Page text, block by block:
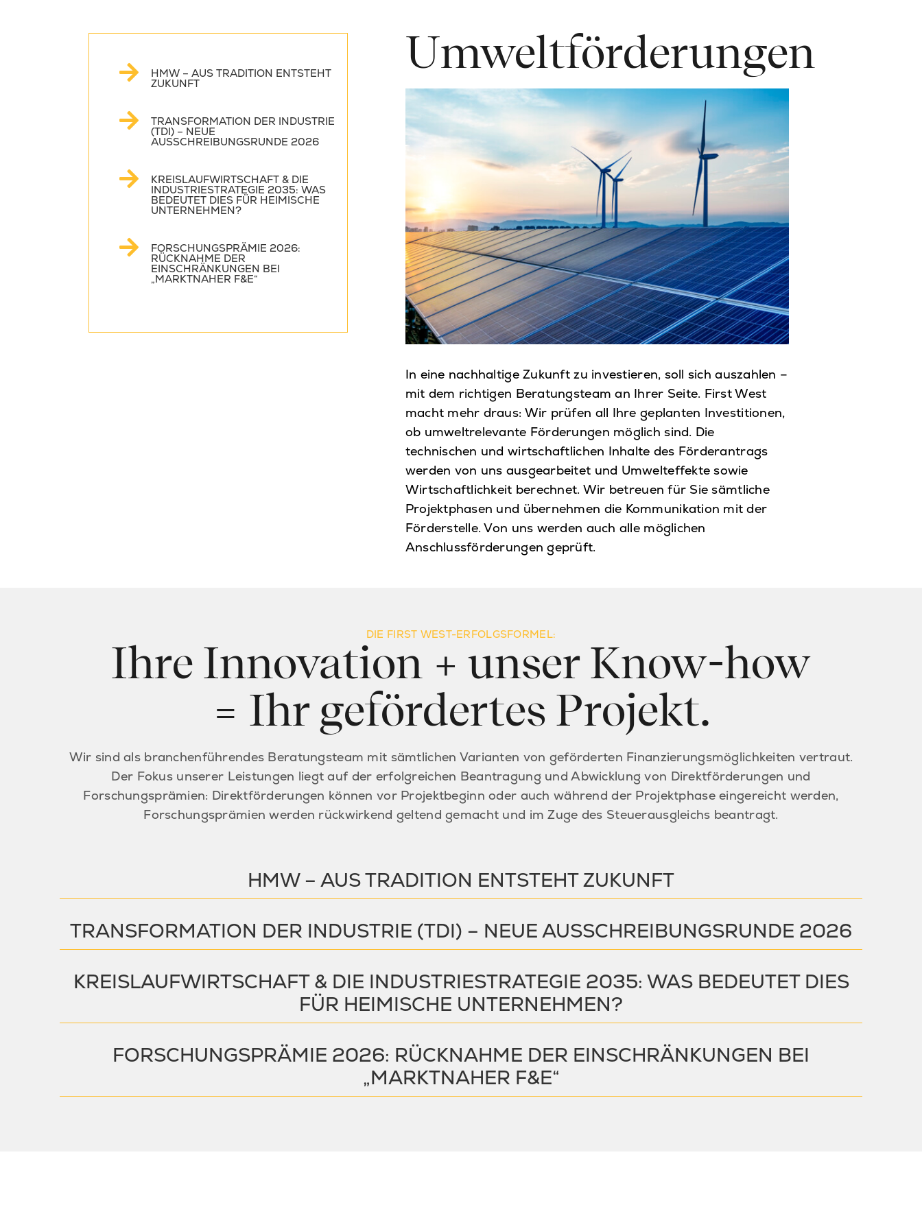
HMW – AUS TRADITION ENTSTEHT
ZUKUNFT
TRANSFORMATION DER INDUSTRIE
(TDI) – NEUE
AUSSCHREIBUNGSRUNDE 2026
KREISLAUFWIRTSCHAFT & DIE
INDUSTRIESTRATEGIE 2035: WAS
BEDEUTET DIES FÜR HEIMISCHE
UNTERNEHMEN?
FORSCHUNGSPRÄMIE 2026:
RÜCKNAHME DER
EINSCHRÄNKUNGEN BEI
„MARKTNAHER F&E“
Umweltförderungen
In eine nachhaltige Zukunft zu investieren, soll sich auszahlen –
mit dem richtigen Beratungsteam an Ihrer Seite. First West
macht mehr draus: Wir prüfen all Ihre geplanten Investitionen,
ob umweltrelevante Förderungen möglich sind. Die
technischen und wirtschaftlichen Inhalte des Förderantrags
werden von uns ausgearbeitet und Umwelteffekte sowie
Wirtschaftlichkeit berechnet. Wir betreuen für Sie sämtliche
Projektphasen und übernehmen die Kommunikation mit der
Förderstelle. Von uns werden auch alle möglichen
Anschlussförderungen geprüft.
DIE FIRST WEST-ERFOLGSFORMEL:
Ihre Innovation + unser Know-how
= Ihr gefördertes Projekt.
Wir sind als branchenführendes Beratungsteam mit sämtlichen Varianten von geförderten Finanzierungsmöglichkeiten vertraut.
Der Fokus unserer Leistungen liegt auf der erfolgreichen Beantragung und Abwicklung von Direktförderungen und
Forschungsprämien: Direktförderungen können vor Projektbeginn oder auch während der Projektphase eingereicht werden,
Forschungsprämien werden rückwirkend geltend gemacht und im Zuge des Steuerausgleichs beantragt.
HMW – AUS TRADITION ENTSTEHT ZUKUNFT
TRANSFORMATION DER INDUSTRIE (TDI) – NEUE AUSSCHREIBUNGSRUNDE 2026
KREISLAUFWIRTSCHAFT & DIE INDUSTRIESTRATEGIE 2035: WAS BEDEUTET DIES
FÜR HEIMISCHE UNTERNEHMEN?
FORSCHUNGSPRÄMIE 2026: RÜCKNAHME DER EINSCHRÄNKUNGEN BEI
„MARKTNAHER F&E“